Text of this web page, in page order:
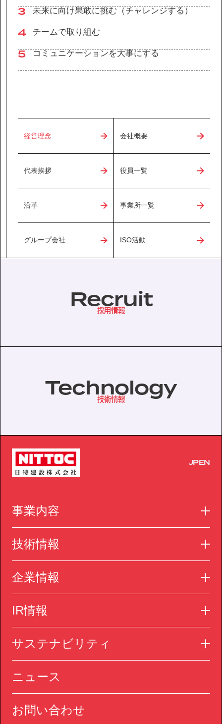
3 未来に向け果敢に挑む（チャレンジする）
4 チームで取り組む
5 コミュニケーションを大事にする
経営理念 会社概要
代表挨拶 役員一覧
沿革 事業所一覧
グループ会社 ISO活動
Recruit
採用情報
Technology
技術情報
JPEN
事業内容
技術情報
企業情報
IR情報
サステナビリティ
ニュース
お問い合わせ